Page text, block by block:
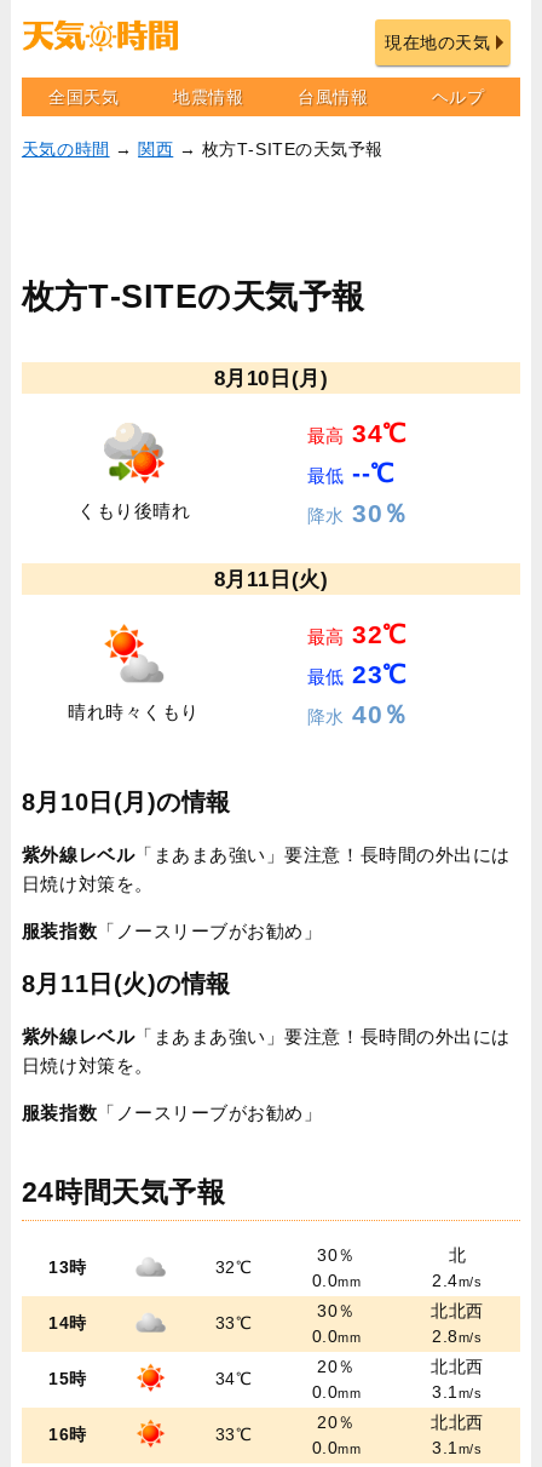
現在地の天気
全国天気 地震情報 台風情報 ヘルプ
天気の時間 → 関西 → 枚方T‐SITEの天気予報
枚方T‐SITEの天気予報
8月10日(月)
くもり後晴れ
最高 34℃
最低 --℃
降水 30％
8月11日(火)
晴れ時々くもり
最高 32℃
最低 23℃
降水 40％
8月10日(月)の情報
紫外線レベル「まあまあ強い」要注意！長時間の外出には
日焼け対策を。
服装指数 「ノースリーブがお勧め」
8月11日(火)の情報
紫外線レベル「まあまあ強い」要注意！長時間の外出には
日焼け対策を。
服装指数 「ノースリーブがお勧め」
24時間天気予報
13時 32℃
30％
0.0mm
北
2.4m/s
14時 33℃
30％
0.0mm
北北西
2.8m/s
15時 34℃
20％
0.0mm
北北西
3.1m/s
16時 33℃
20％
0.0mm
北北西
3.1m/s